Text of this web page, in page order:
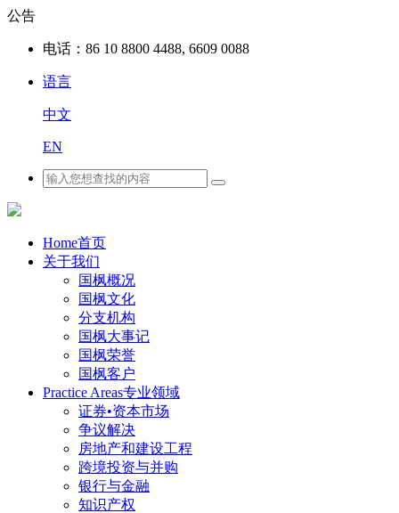
公告
电话： 86 10 8800 4488, 6609 0088
语言
中文
EN
Home首页
关于我们
国枫概况
国枫文化
分支机构
国枫大事记
国枫荣誉
国枫客户
Practice Areas专业领域
证券•资本市场
争议解决
房地产和建设工程
跨境投资与并购
银行与金融
知识产权